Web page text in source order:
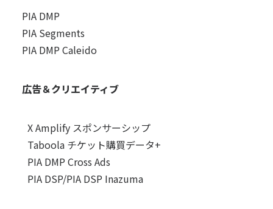
PIA DMP
PIA Segments
PIA DMP Caleido
広告＆クリエイティブ
X Amplify スポンサーシップ
Taboola チケット購買データ+
PIA DMP Cross Ads
PIA DSP/PIA DSP Inazuma